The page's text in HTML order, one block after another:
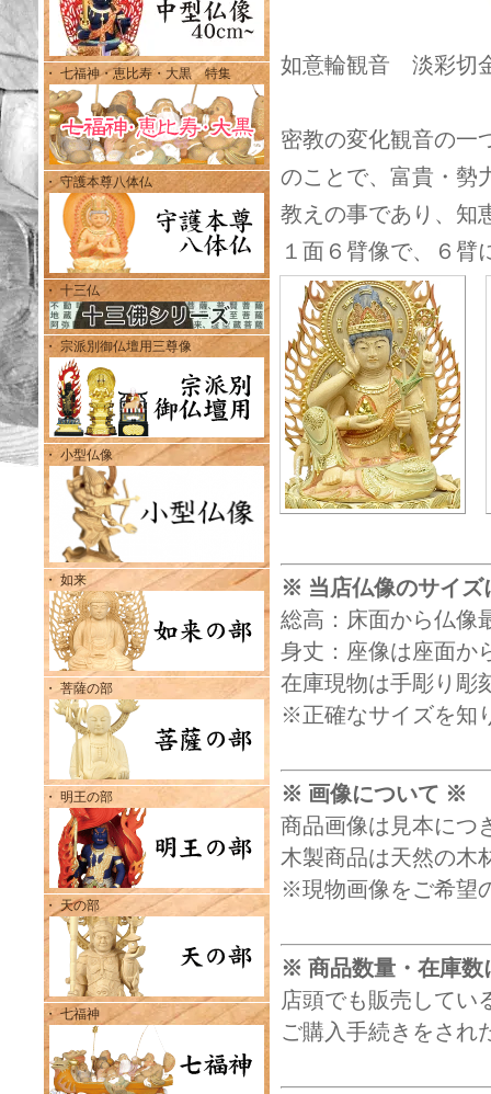
・ 七福神・恵比寿・大黒 特集
・ 守護本尊八体仏
・ 十三仏
・ 宗派別御仏壇用三尊像
・ 小型仏像
・ 如来
・ 菩薩の部
・ 明王の部
・ 天の部
・ 七福神
如意輪観音 淡彩切
密教の変化観音の一
のことで、富貴・
教えの事であり、知
１面６臂像で、６臂
※ 当店仏像のサイ
総高：床面から仏像
身丈：座像は座面か
在庫現物は手彫り彫
※正確なサイズを知
※ 画像について ※
商品画像は見本につ
木製商品は天然の木
※現物画像をご希望
※ 商品数量・在庫
店頭でも販売してい
ご購入手続きをされ